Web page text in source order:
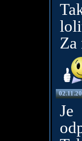
Za
Je